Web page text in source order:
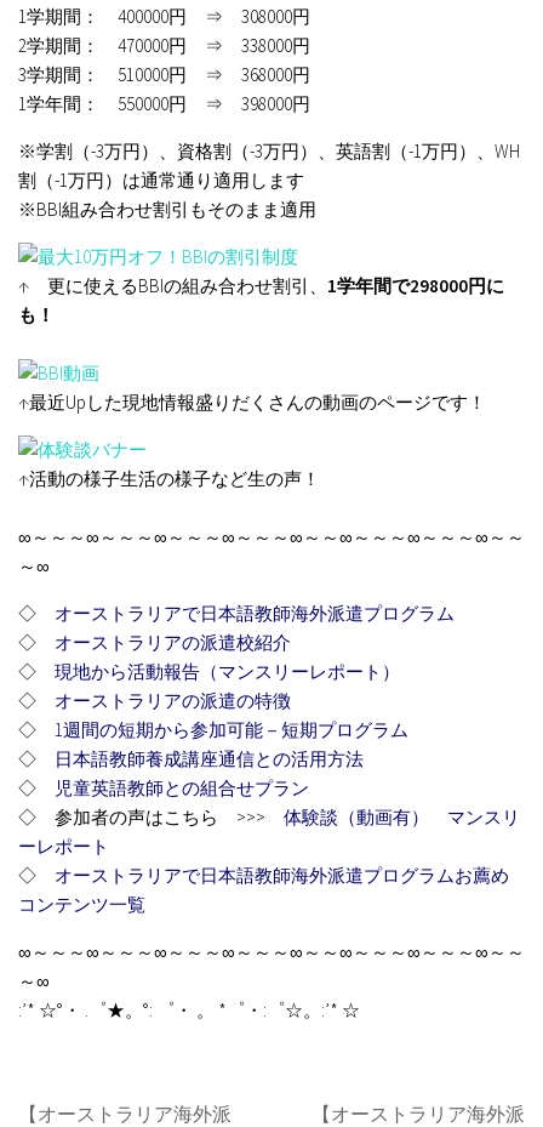
1学期間： 400000円 ⇒ 308000円
2学期間： 470000円 ⇒ 338000円
3学期間： 510000円 ⇒ 368000円
1学年間： 550000円 ⇒ 398000円
※学割（-3万円）、資格割（-3万円）、英語割（-1万円）、WH
割（-1万円）は通常通り適用します
※BBI組み合わせ割引もそのまま適用
↑ 更に使えるBBIの組み合わせ割引、 1学年間で298000円に
も！
↑最近Upした現地情報盛りだくさんの動画のページです！
↑活動の様子生活の様子など生の声！
∞～～～∞～～～∞～～～∞～～～∞～～∞～～～∞～～～∞～～
～∞
◇ オーストラリアで日本語教師海外派遣プログラム
◇ オーストラリアの派遣校紹介
◇ 現地から活動報告（マンスリーレポート）
◇ オーストラリアの派遣の特徴
◇ 1週間の短期から参加可能－短期プログラム
◇
日本語教師養成講座通信との活用方法
◇
児童英語教師との組合せプラン
◇ 参加者の声はこちら >>> 体験談（動画有）
マンスリ
ーレポート
◇ オーストラリアで日本語教師海外派遣プログラムお薦め
コンテンツ一覧
∞～～～∞～～～∞～～～∞～～～∞～～∞～～～∞～～～∞～～
～∞
:’* ☆°・ .゜★。°: ゜・ 。 *゜・:゜☆。:’* ☆
【オーストラリア海外派
【オーストラリア海外派